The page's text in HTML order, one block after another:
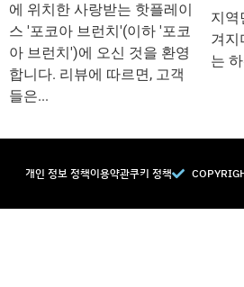
에 위치한 사랑받는 핫플레이
스 '포코아 브런치'(이하 '포코
아 브런치')에 오신 것을 환영
합니다. 리뷰에 따르면, 고객
들은...
지역
겨지
는
개인 정보 정책이용약관쿠키 정책